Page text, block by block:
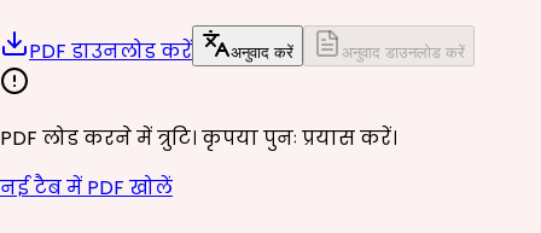
PDF डाउनलोड करें अनुवाद करें अनुवाद डाउनलोड करें
PDF लोड करने में त्रुटि। कृपया पुनः प्रयास करें।
नई टैब में PDF खोलें